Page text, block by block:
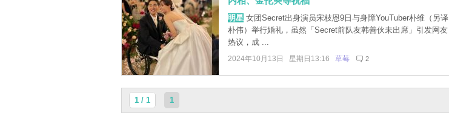
明星女团Secret出身演员宋枝恩9日与身障YouTuber朴维（另译
朴伟）举行婚礼，虽然「Secret前队友韩善伙未出席」引发网友
热议，成 ...
2024年10月13日 星期日13:16 草莓 2
1 / 1 1